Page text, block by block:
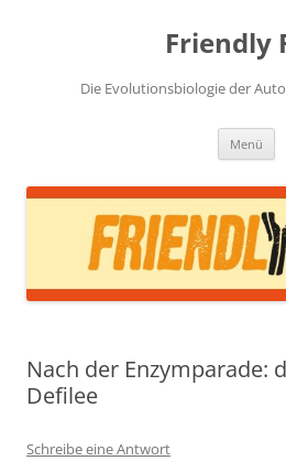
Friendly
Die Evolutionsbiologie der
Menü
Nach der Enzymparade:
Defilee
Schreibe eine Antwort